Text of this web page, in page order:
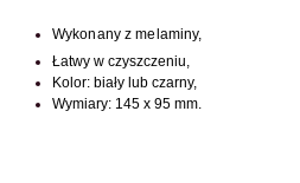
Wykonany z melaminy,
Łatwy w czyszczeniu,
Kolor: biały lub czarny,
Wymiary: 145 x 95 mm.